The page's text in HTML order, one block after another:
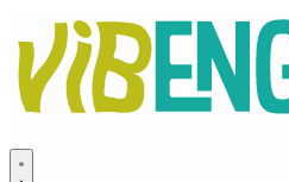
contenido